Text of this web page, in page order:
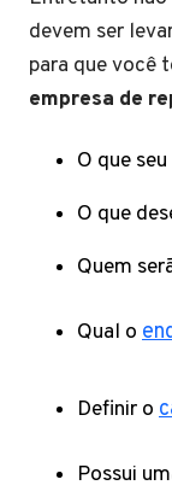
devem ser
para que você
empresa de
O que
O que
Quem
Qual o
Definir o
Possui